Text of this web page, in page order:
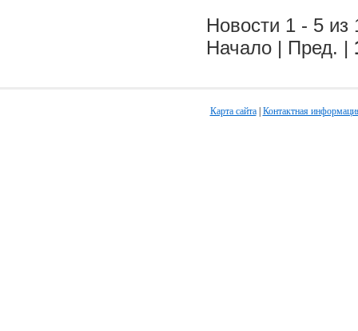
Новости 1 - 5 из
Начало | Пред. |
Карта сайта| Контактная